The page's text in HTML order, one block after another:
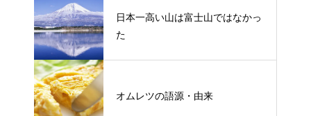
日本一高い山は富士山ではなかっ
た
オムレツの語源・由来